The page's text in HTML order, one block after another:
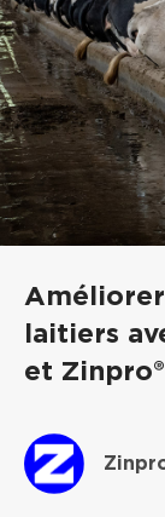
laitiers
et